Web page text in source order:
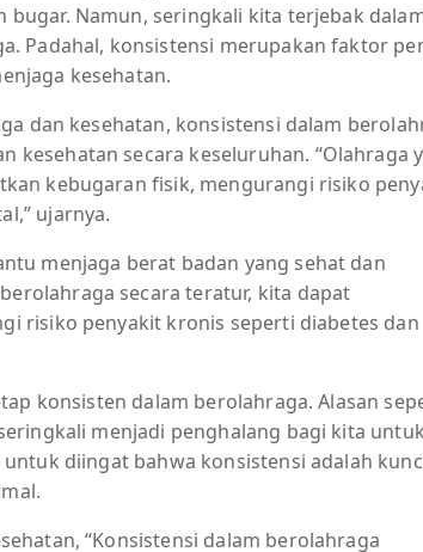
Namun, seringkali kita terjebak
Padahal, konsistensi merupakan faktor
kesehatan.
dan kesehatan, konsistensi dalam
secara keseluruhan. “Olahraga
kebugaran fisik, mengurangi risiko
ujarnya.
menjaga berat badan yang sehat dan
secara teratur, kita dapat
risiko penyakit kronis seperti diabetes dan
konsisten dalam berolahraga. Alasan
menjadi penghalang bagi kita untuk
diingat bahwa konsistensi adalah
“Konsistensi dalam berolahraga